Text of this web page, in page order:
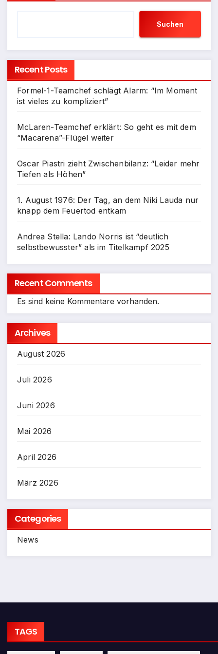
Suchen
Recent Posts
Formel-1-Teamchef schlägt Alarm: “Im Moment
ist vieles zu kompliziert”
McLaren-Teamchef erklärt: So geht es mit dem
“Macarena”-Flügel weiter
Oscar Piastri zieht Zwischenbilanz: “Leider mehr
Tiefen als Höhen”
1. August 1976: Der Tag, an dem Niki Lauda nur
knapp dem Feuertod entkam
Andrea Stella: Lando Norris ist “deutlich
selbstbewusster” als im Titelkampf 2025
Recent Comments
Es sind keine Kommentare vorhanden.
Archives
August 2026
Juli 2026
Juni 2026
Mai 2026
April 2026
März 2026
Categories
News
TAGS